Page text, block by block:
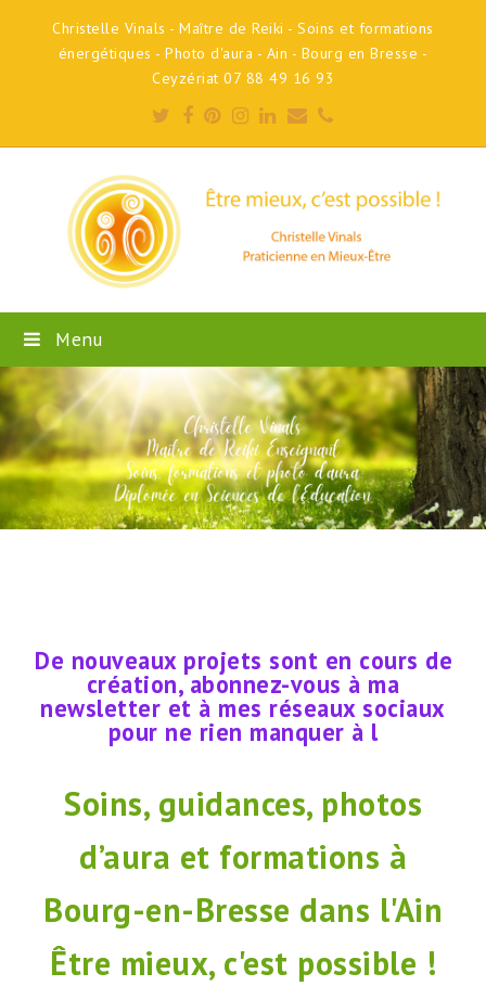
Christelle Vinals - Maître de Reiki - Soins et formations
énergétiques - Photo d'aura - Ain - Bourg en Bresse -
Ceyzériat 07 88 49 16 93
Twitter
Facebook
Pinterest
Instagram
LinkedIn
EmailPhone
Menu
De
nouveaux
projets
création,
abonnez-
vous
ma
newsletter
et
De nouveaux projets sont en cours de
création, abonnez-vous à ma
newsletter et à mes réseaux sociaux
pour ne rien manquer à la rentrée !
Soins, guidances, photos
d’aura et formations à
Bourg-en-Bresse dans l'Ain
Être mieux, c'est possible !